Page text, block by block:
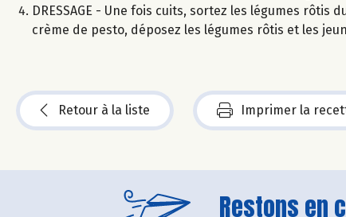
DRESSAGE - Une fois cuits, sortez les légumes
crème de pesto, déposez les légumes rôtis et les
Retour à la liste Imprimer la
Restons en